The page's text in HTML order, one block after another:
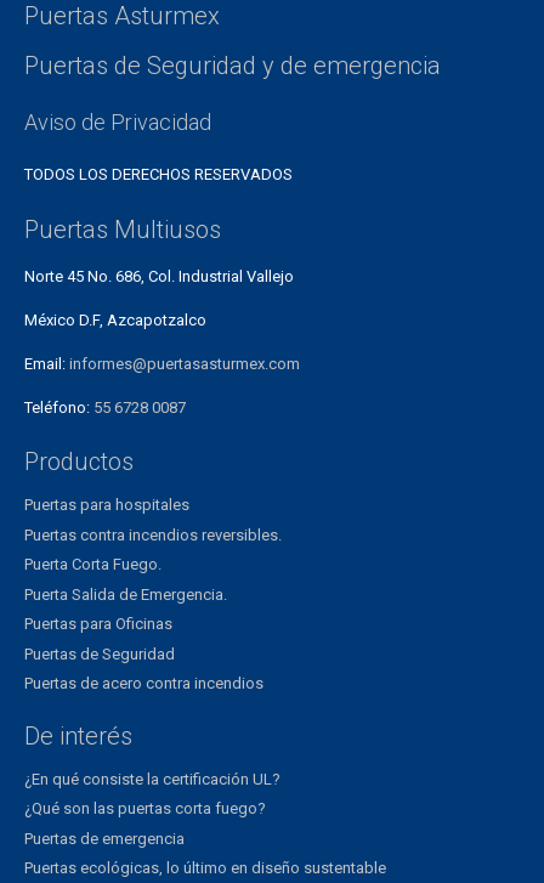
Puertas Asturmex
Puertas de Seguridad y de emergencia
Aviso de Privacidad
TODOS LOS DERECHOS RESERVADOS
Puertas Multiusos
Norte 45 No. 686, Col. Industrial Vallejo
México D.F, Azcapotzalco
Email: informes@puertasasturmex.com
Teléfono: 55 6728 0087
Productos
Puertas para hospitales
Puertas contra incendios reversibles.
Puerta Corta Fuego.
Puerta Salida de Emergencia.
Puertas para Oficinas
Puertas de Seguridad
Puertas de acero contra incendios
De interés
¿En qué consiste la certificación UL?
¿Qué son las puertas corta fuego?
Puertas de emergencia
Puertas ecológicas, lo último en diseño sustentable